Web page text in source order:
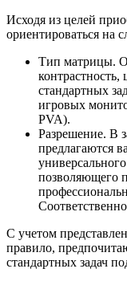
Исходя из целей
ориентироваться на
Тип матрицы.
стандартных
игровых
PVA).
Разрешение. В
предлагаются
позволяющего
С учетом
правило,
стандартных задач